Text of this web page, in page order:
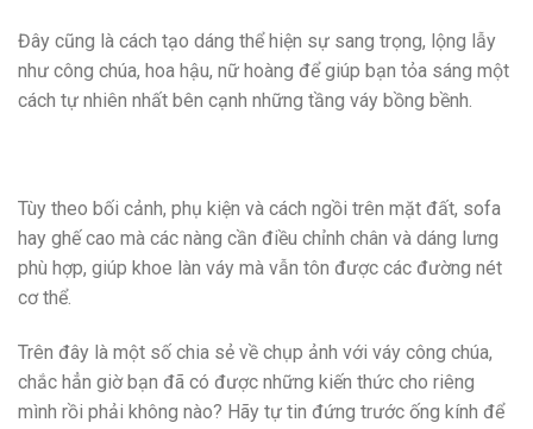
Đây cũng là cách tạo dáng thể hiện sự sang trọng, lộng lẫy
như công chúa, hoa hậu, nữ hoàng để giúp bạn tỏa sáng một
cách tự nhiên nhất bên cạnh những tầng váy bồng bềnh.
Tùy theo bối cảnh, phụ kiện và cách ngồi trên mặt đất, sofa
hay ghế cao mà các nàng cần điều chỉnh chân và dáng lưng
phù hợp, giúp khoe làn váy mà vẫn tôn được các đường nét
cơ thể.
Trên đây là một số chia sẻ về chụp ảnh với váy công chúa,
chắc hẳn giờ bạn đã có được những kiến thức cho riêng
mình rồi phải không nào? Hãy tự tin đứng trước ống kính để